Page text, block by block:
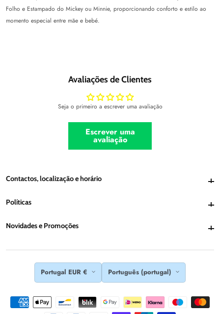
Folho e Estampado do Mickey ou Minnie, proporcionando conforto e estilo ao
momento especial entre mãe e bebé.
Avaliações de Clientes
Seja o primeiro a escrever uma avaliação
Escrever uma
avaliação
Contactos, localização e horárioContactos, localização e horário
Políticas
Novidades e PromoçõesNovidades e Promoções
Portugal EUR € Português (portugal)